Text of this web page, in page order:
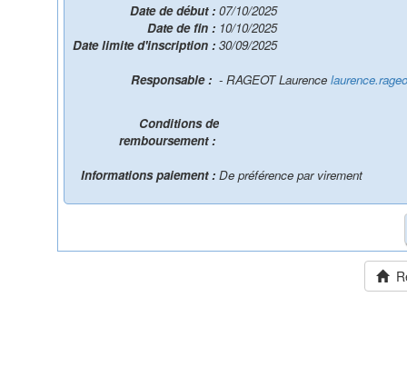
Date de début : 07/10/2025
Date de fin : 10/10/2025
Date limite d'inscription : 30/09/2025
- RAGEOT Laurence
Conditions de
remboursement :
Informations paiement : De préférence par virement